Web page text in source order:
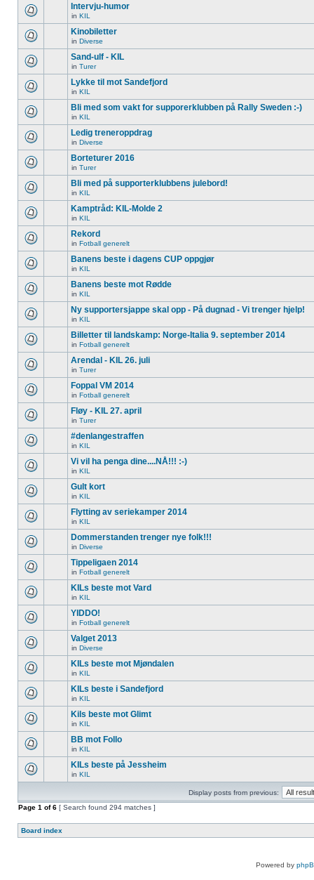
Intervju-humor
in KIL
Kinobiletter
in Diverse
Sand-ulf - KIL
in Turer
Lykke til mot Sandefjord
in KIL
Bli med som vakt for supporerklubben på Rally Sweden :-)
in KIL
Ledig treneroppdrag
in Diverse
Borteturer 2016
in Turer
Bli med på supporterklubbens julebord!
in KIL
Kamptråd: KIL-Molde 2
in KIL
Rekord
in Fotball generelt
Banens beste i dagens CUP oppgjør
in KIL
Banens beste mot Rødde
in KIL
Ny supportersjappe skal opp - På dugnad - Vi trenger hjelp!
in KIL
Billetter til landskamp: Norge-Italia 9. september 2014
in Fotball generelt
Arendal - KIL 26. juli
in Turer
Foppal VM 2014
in Fotball generelt
Fløy - KIL 27. april
in Turer
#denlangestraffen
in KIL
Vi vil ha penga dine....NÅ!!! :-)
in KIL
Gult kort
in KIL
Flytting av seriekamper 2014
in KIL
Dommerstanden trenger nye folk!!!
in Diverse
Tippeligaen 2014
in Fotball generelt
KILs beste mot Vard
in KIL
YIDDO!
in Fotball generelt
Valget 2013
in Diverse
KILs beste mot Mjøndalen
in KIL
KILs beste i Sandefjord
in KIL
Kils beste mot Glimt
in KIL
BB mot Follo
in KIL
KILs beste på Jessheim
in KIL
Display posts from previous:
Page 1 of6 [ Search found 294 matches ]
Board index
Powered by